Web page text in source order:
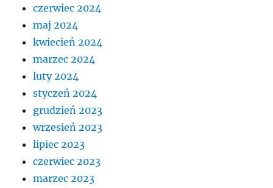
czerwiec 2024
maj 2024
kwiecień 2024
marzec 2024
luty 2024
styczeń 2024
grudzień 2023
wrzesień 2023
lipiec 2023
czerwiec 2023
marzec 2023